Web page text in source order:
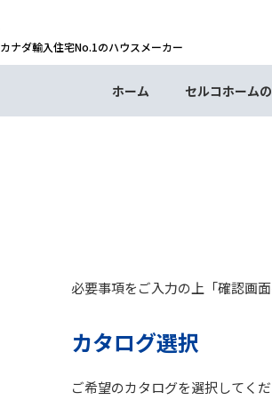
カナダ輸入住宅No.1のハウスメーカー
ホーム セルコホーム
必要事項をご入力の上「確認画
カタログ選択
ご希望のカタログを選択してくだ